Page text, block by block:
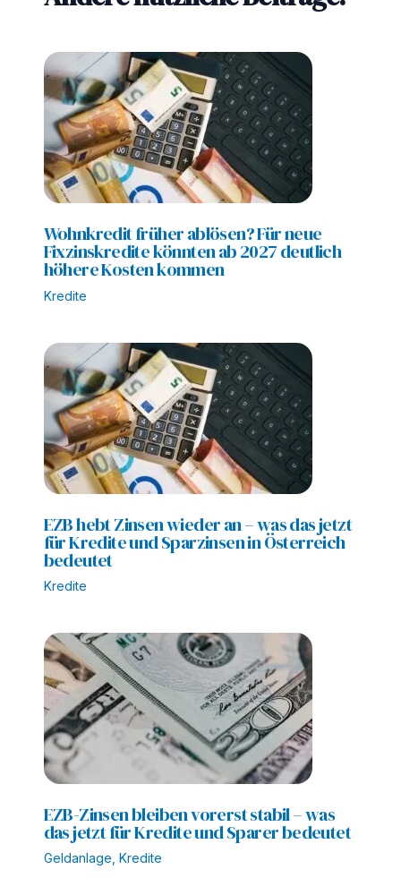
Wohnkredit früher ablösen? Für neue
Fixzinskredite könnten ab 2027 deutlich
höhere Kosten kommen
Kredite
EZB hebt Zinsen wieder an – was das jetzt
für Kredite und Sparzinsen in Österreich
bedeutet
Kredite
EZB-Zinsen bleiben vorerst stabil – was
das jetzt für Kredite und Sparer bedeutet
Geldanlage, Kredite